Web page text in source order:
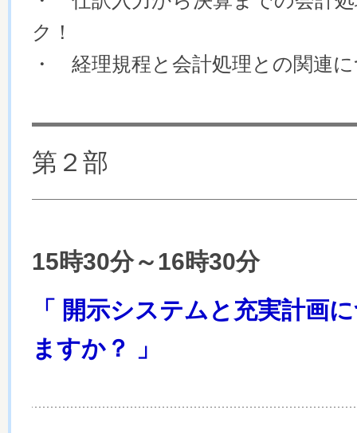
ク！
・ 経理規程と会計処理との関連
第２部
15時30分～16時30分
「
開示システムと充実計画
ますか？
」